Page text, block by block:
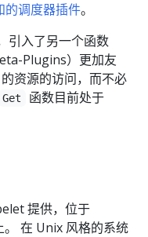
的调度器插件。
引入了另一个函数
Plugins）更加友
资源的访问，而不必
Get
函数目前处于
提供，位于
在 Unix 风格的系统